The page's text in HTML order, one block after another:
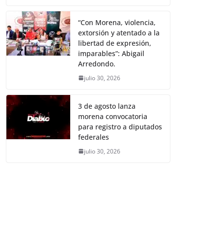
“Con Morena, violencia,
extorsión y atentado a la
libertad de expresión,
imparables”: Abigail
Arredondo.
julio 30, 2026
3 de agosto lanza
morena convocatoria
para registro a diputados
federales
julio 30, 2026